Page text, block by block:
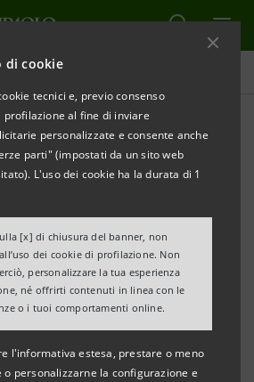
di cookie
tecnici e, previo consenso
profilazione al fine di inviare
personalizzate e consente anche
parti" (impostati da un sito web
L'uso dei cookie ha la durata di 1
[x] di chiusura del banner, non
dei cookie di profilazione. Non
personalizzare la tua esperienza
né offrirti contenuti in linea con le
o i tuoi comportamenti online.
l'informativa estesa, prestare o meno
o personalizzarne la configurazione e
l’Europa
– Piazza Scala
Mazzocca e Alessandro
Patronato del Presidente della